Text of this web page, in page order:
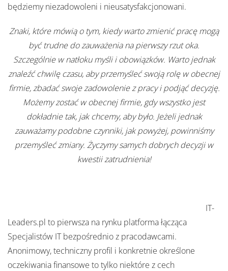
będziemy niezadowoleni i nieusatysfakcjonowani.
Znaki, które mówią o tym, kiedy warto zmienić pracę mogą
być trudne do zauważenia na pierwszy rzut oka.
Szczególnie w natłoku myśli i obowiązków. Warto jednak
znaleźć chwilę czasu, aby przemyśleć swoją rolę w obecnej
firmie, zbadać swoje zadowolenie z pracy i podjąć decyzję.
Możemy zostać w obecnej firmie, gdy wszystko jest
dokładnie tak, jak chcemy, aby było. Jeżeli jednak
zauważamy podobne czynniki, jak powyżej, powinniśmy
przemyśleć zmiany. Życzymy samych dobrych decyzji w
kwestii zatrudnienia!
IT-
Leaders.pl to pierwsza na rynku platforma łącząca
Specjalistów IT bezpośrednio z pracodawcami.
Anonimowy, techniczny profil i konkretnie określone
oczekiwania finansowe to tylko niektóre z cech